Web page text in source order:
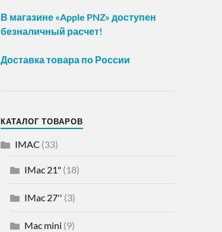
В магазине «Apple PNZ» доступен
безналичный расчет!
Доставка товара по России
КАТАЛОГ ТОВАРОВ
IMAC (33)
IMac 21"(18)
IMac 27'' (3)
Mac mini (9)